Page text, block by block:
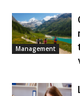
Management